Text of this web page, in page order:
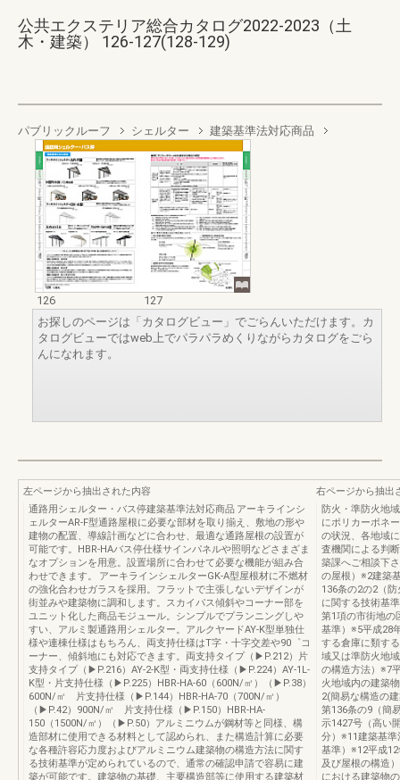
公共エクステリア総合カタログ2022-2023（土
木・建築） 126-127(128-129)
パブリックルーフ シェルター 建築基準法対応商品
126
127
お探しのページは「カタログビュー」でごらんいただけます。カ
タログビューではweb上でパラパラめくりながらカタログをごら
んになれます。
左ページから抽出された内容
通路用シェルター・バス停建築基準法対応商品 アーキラインシ
ェルターAR-F型通路屋根に必要な部材を取り揃え、敷地の形や
建物の配置、導線計画などに合わせ、最適な通路屋根の設置が
可能です。HBR-HAバス停仕様サインパネルや照明などさまざま
なオプションを用意。設置場所に合わせて必要な機能が組み合
わせできます。 アーキラインシェルターGK-A型屋根材に不燃材
の強化合わせガラスを採用。フラットで主張しないデザインが
街並みや建築物に調和します。スカイパス傾斜やコーナー部を
ユニット化した商品モジュール。シンプルでプランニングしや
すい、アルミ製通路用シェルター。アルクヤードAY-K型単独仕
様や連棟仕様はもちろん、両支持仕様はT字・十字交差や90゜コ
ーナー、傾斜地にも対応できます。両支持タイプ（▶P.212）片
支持タイプ（▶P.216）AY-2-K型・両支持仕様（▶P.224）AY-1L-
K型・片支持仕様（▶P.225）HBR-HA-60（600N/㎡）（▶P.38）
600N/㎡ 片支持仕様（▶P.144）HBR-HA-70（700N/㎡）
（▶P.42）900N/㎡ 片支持仕様（▶P.150）HBR-HA-
150（1500N/㎡）（▶P.50）アルミニウムが鋼材等と同様、構
造部材に使用できる材料として認められ、また構造計算に必要
な各種許容応力度およびアルミニウム建築物の構造方法に関す
る技術基準が定められているので、通常の確認申請で容易に建
築が可能です。建築物の基礎、主要構造部等に使用する建築材
右ページから抽出
防火・準防火地
にポリカーボネ
の状況、各地域
査機関による判
築課へご相談下
の屋根）※2建築
136条の2の2（
に関する技術基
第1項の市街地の
基準）※5平成28
する倉庫に類す
域又は準防火地
の構造方法）※7
火地域内の建築
2(簡易な構造の
第136条の9（簡
示1427号（高い
分）※11建築基
基準）※12平成
及び屋根の構造
における建築物